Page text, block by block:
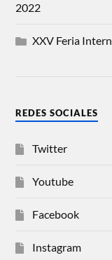
2022
XXV Feria
REDES SOCIALES
Twitter
Youtube
Facebook
Instagram